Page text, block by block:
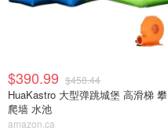
$390.99 $458.44
HuaKastro 大型弹跳城堡 高滑梯 攀
爬墙 水池
amazon.ca